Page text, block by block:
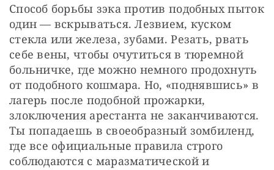
Способ борьбы зэка против подобных пыток
один — ​вскрываться. Лезвием, куском
стекла или железа, зубами. Резать, рвать
себе вены, чтобы очутиться в тюремной
больничке, где можно немного продохнуть
от подобного кошмара. Но, «поднявшись» в
лагерь после подобной прожарки,
злоключения арестанта не заканчиваются.
Ты попадаешь в своеобразный зомбиленд,
где все официальные правила строго
соблюдаются с маразматической и